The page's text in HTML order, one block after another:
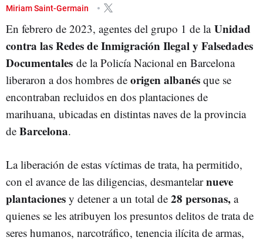
ORGANIZACIÓN CRIMINAL
Miriam Saint-Germain
En febrero de 2023, agentes del grupo 1 de la Unidad
contra las Redes de Inmigración Ilegal y Falsedades
Documentales de la Policía Nacional en Barcelona
liberaron a dos hombres de origen albanés que se
encontraban recluidos en dos plantaciones de
marihuana, ubicadas en distintas naves de la provincia
de Barcelona.
La liberación de estas víctimas de trata, ha permitido,
con el avance de las diligencias, desmantelarnueve
plantaciones y detener a un total de 28 personas, a
quienes se les atribuyen los presuntos delitos de trata de
seres humanos, narcotráfico, tenencia ilícita de armas,